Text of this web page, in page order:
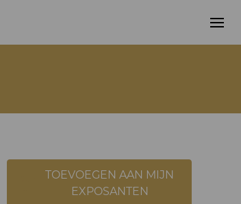
TOEVOEGEN AAN MIJN
EXPOSANTEN